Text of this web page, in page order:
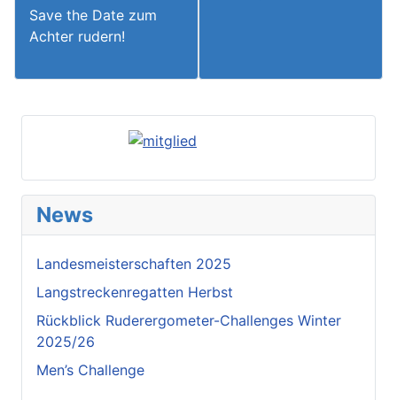
News
Landesmeisterschaften 2025
Langstreckenregatten Herbst
Rückblick Ruderergometer-Challenges Winter
2025/26
Men’s Challenge
Save the Date zum
Achter rudern!